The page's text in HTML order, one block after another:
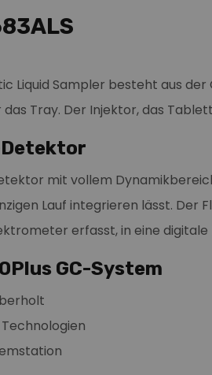
Liquid Sampler besteht aus der
Tray. Der Injektor, das
mit vollem
Lauf integrieren lässt.
erfasst, in eine
GC-System